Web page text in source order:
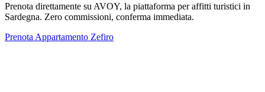
Prenota direttamente su AVOY, la piattaforma per affitti turistici in
Sardegna. Zero commissioni, conferma immediata.
Prenota Appartamento Zefiro